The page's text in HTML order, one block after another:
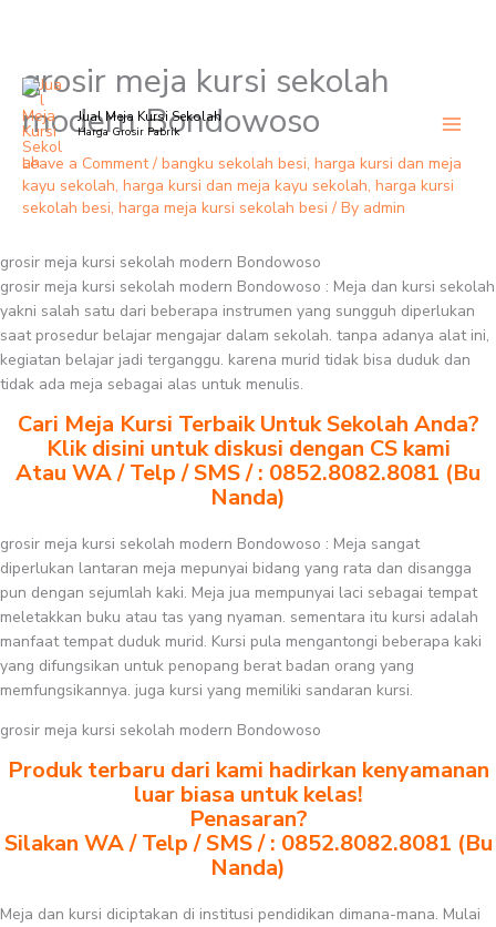
Skip
content
Jual Meja Kursi Sekolah
Harga Grosir Pabrik
grosir meja kursi sekolah
modern Bondowoso
Leave a Comment / bangku sekolah besi, harga kursi dan meja
kayu sekolah, harga kursi dan meja kayu sekolah, harga kursi
sekolah besi, harga meja kursi sekolah besi / By admin
grosir meja kursi sekolah modern Bondowoso
grosir meja kursi sekolah modern Bondowoso : Meja dan kursi sekolah
yakni salah satu dari beberapa instrumen yang sungguh diperlukan
saat prosedur belajar mengajar dalam sekolah. tanpa adanya alat ini,
kegiatan belajar jadi terganggu. karena murid tidak bisa duduk dan
tidak ada meja sebagai alas untuk menulis.
Cari Meja Kursi Terbaik Untuk Sekolah Anda?
Klik disini untuk diskusi dengan CS kami
Atau WA / Telp / SMS / : 0852.8082.8081 (Bu
Nanda)
grosir meja kursi sekolah modern Bondowoso : Meja sangat
diperlukan lantaran meja mepunyai bidang yang rata dan disangga
pun dengan sejumlah kaki. Meja jua mempunyai laci sebagai tempat
meletakkan buku atau tas yang nyaman. sementara itu kursi adalah
manfaat tempat duduk murid. Kursi pula mengantongi beberapa kaki
yang difungsikan untuk penopang berat badan orang yang
memfungsikannya. juga kursi yang memiliki sandaran kursi.
grosir meja kursi sekolah modern Bondowoso
Produk terbaru dari kami hadirkan kenyamanan
luar biasa untuk kelas!
Penasaran?
Silakan WA / Telp / SMS / : 0852.8082.8081 (Bu
Nanda)
Meja dan kursi diciptakan di institusi pendidikan dimana-mana. Mulai